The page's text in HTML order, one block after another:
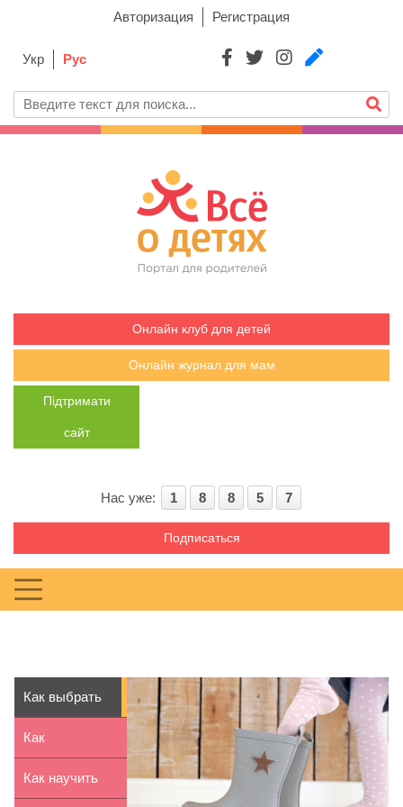
Авторизация Регистрация
Укр Рус
Онлайн клуб для детей
Онлайн журнал для мам
Підтримати
сайт
Нас уже: 1 8 8 5 7
Подписаться
Как выбрать
детские
резиновые с...
Как
организовать
Как научить